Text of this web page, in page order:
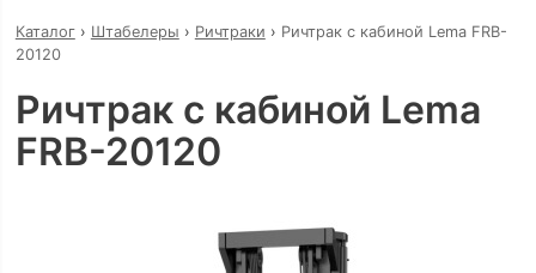
Каталог› Штабелеры › Ричтраки › Ричтрак с кабиной Lema FRB-
20120
Ричтрак с кабиной Lema
FRB-20120